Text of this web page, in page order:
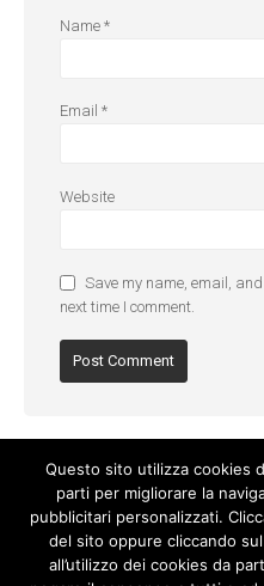
Name *
Email *
Website
Save my name, email,
next time I comment.
Questo sito utilizza cookies
parti per migliorare la
pubblicitari personalizzati.
del sito oppure cliccando
all’utilizzo dei cookies da